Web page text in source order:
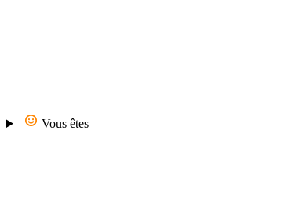
Vous êtes